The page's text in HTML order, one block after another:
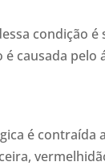
condição
é causada
é contraída